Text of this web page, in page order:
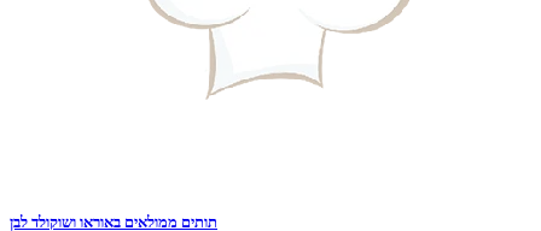
תותים ממולאים באוראו ושוקולד לבן